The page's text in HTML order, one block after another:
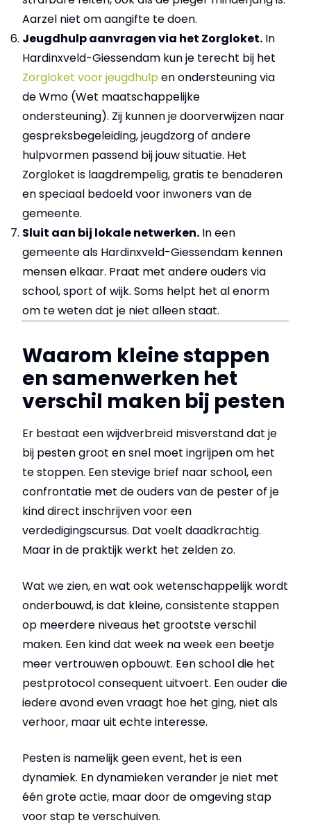
Aarzel niet om aangifte te doen.
Jeugdhulp aanvragen via het Zorgloket. In
Hardinxveld-Giessendam kun je terecht bij het
Zorgloket voor jeugdhulp en ondersteuning via
de Wmo (Wet maatschappelijke
ondersteuning). Zij kunnen je doorverwijzen naar
gespreksbegeleiding, jeugdzorg of andere
hulpvormen passend bij jouw situatie. Het
Zorgloket is laagdrempelig, gratis te benaderen
en speciaal bedoeld voor inwoners van de
gemeente.
Sluit aan bij lokale netwerken. In een
gemeente als Hardinxveld-Giessendam kennen
mensen elkaar. Praat met andere ouders via
school, sport of wijk. Soms helpt het al enorm
om te weten dat je niet alleen staat.
Waarom kleine stappen
en samenwerken het
verschil maken bij pesten
Er bestaat een wijdverbreid misverstand dat je
bij pesten groot en snel moet ingrijpen om het
te stoppen. Een stevige brief naar school, een
confrontatie met de ouders van de pester of je
kind direct inschrijven voor een
verdedigingscursus. Dat voelt daadkrachtig.
Maar in de praktijk werkt het zelden zo.
Wat we zien, en wat ook wetenschappelijk wordt
onderbouwd, is dat kleine, consistente stappen
op meerdere niveaus het grootste verschil
maken. Een kind dat week na week een beetje
meer vertrouwen opbouwt. Een school die het
pestprotocol consequent uitvoert. Een ouder die
iedere avond even vraagt hoe het ging, niet als
verhoor, maar uit echte interesse.
Pesten is namelijk geen event, het is een
dynamiek. En dynamieken verander je niet met
één grote actie, maar door de omgeving stap
voor stap te verschuiven.